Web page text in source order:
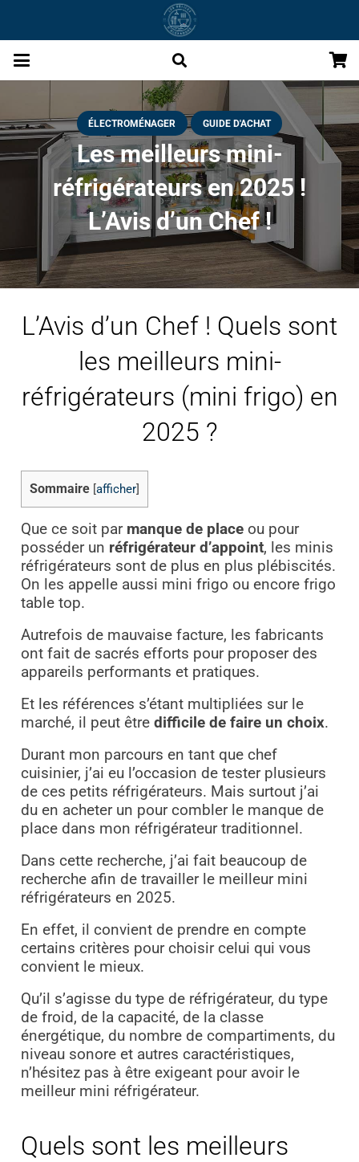
ÉLECTROMÉNAGER GUIDE D'ACHAT
Les meilleurs mini-
réfrigérateurs en 2025 !
L’Avis d’un Chef !
L’Avis d’un Chef ! Quels sont
les meilleurs mini-
réfrigérateurs (mini frigo) en
2025 ?
Sommaire afficher]
Que ce soit par manque de placeou pour
posséder un réfrigérateur d’appoint, les minis
réfrigérateurs sont de plus en plus plébiscités.
On les appelle aussi mini frigo ou encore frigo
table top.
Autrefois de mauvaise facture, les fabricants
ont fait de sacrés efforts pour proposer des
appareils performants et pratiques.
Et les références s’étant multipliées sur le
marché, il peut être difficile de faire un choix.
Durant mon parcours en tant que chef
cuisinier, j’ai eu l’occasion de tester plusieurs
de ces petits réfrigérateurs. Mais surtout j’ai
du en acheter un pour combler le manque de
place dans mon réfrigérateur traditionnel.
Dans cette recherche, j’ai fait beaucoup de
recherche afin de travailler le meilleur mini
réfrigérateurs en 2025.
En effet, il convient de prendre en compte
certains critères pour choisir celui qui vous
convient le mieux.
Qu’il s’agisse du type de réfrigérateur, du type
de froid, de la capacité, de la classe
énergétique, du nombre de compartiments, du
niveau sonore et autres caractéristiques,
n’hésitez pas à être exigeant pour avoir le
meilleur mini réfrigérateur.
Quels sont les meilleurs